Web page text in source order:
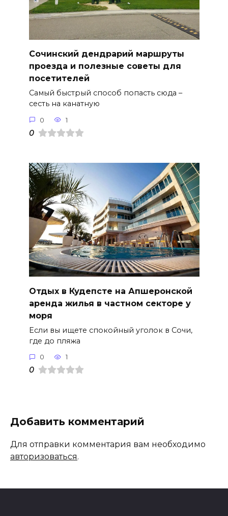
Сочинский дендрарий маршруты
проезда и полезные советы для
посетителей
Самый быстрый способ попасть сюда –
сесть на канатную
0 1
0
Отдых в Кудепсте на Апшеронской
аренда жилья в частном секторе у
моря
Если вы ищете спокойный уголок в Сочи,
где до пляжа
0 1
0
Добавить комментарий
Для отправки комментария вам необходимо
авторизоваться.